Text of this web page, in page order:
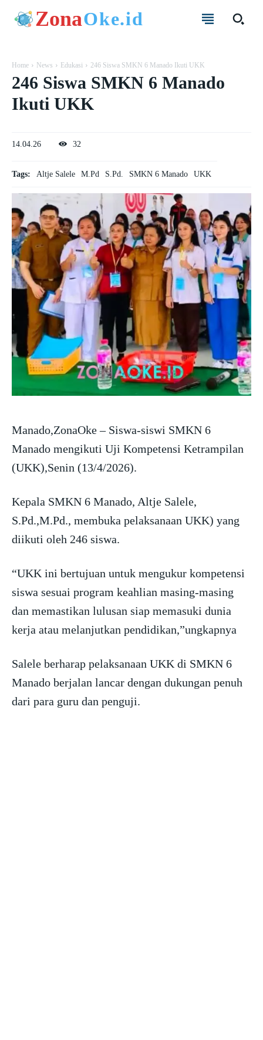
ZonaOke.id
Home News Edukasi 246 Siswa SMKN 6 Manado Ikuti UKK
246 Siswa SMKN 6 Manado
Ikuti UKK
14.04.26 32
Tags: Altje Salele M.Pd S.Pd. SMKN 6 Manado UKK
Manado,ZonaOke – Siswa-siswi SMKN 6
Manado mengikuti Uji Kompetensi Ketrampilan
(UKK),Senin (13/4/2026).
Kepala SMKN 6 Manado, Altje Salele,
S.Pd.,M.Pd., membuka pelaksanaan UKK) yang
diikuti oleh 246 siswa.
“UKK ini bertujuan untuk mengukur kompetensi
siswa sesuai program keahlian masing-masing
dan memastikan lulusan siap memasuki dunia
kerja atau melanjutkan pendidikan,”ungkapnya
Salele berharap pelaksanaan UKK di SMKN 6
Manado berjalan lancar dengan dukungan penuh
dari para guru dan penguji.